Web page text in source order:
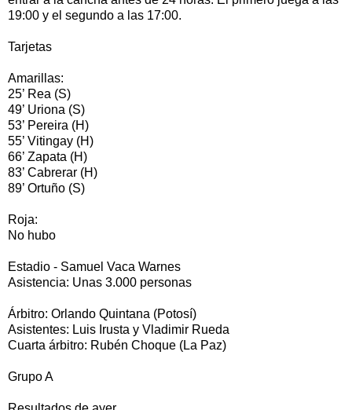
19:00 y el segundo a las 17:00.
Tarjetas
Amarillas:
25’ Rea (S)
49’ Uriona (S)
53’ Pereira (H)
55’ Vitingay (H)
66’ Zapata (H)
83’ Cabrerar (H)
89’ Ortuño (S)
Roja:
No hubo
Estadio - Samuel Vaca Warnes
Asistencia: Unas 3.000 personas
Árbitro: Orlando Quintana (Potosí)
Asistentes: Luis Irusta y Vladimir Rueda
Cuarta árbitro: Rubén Choque (La Paz)
Grupo A